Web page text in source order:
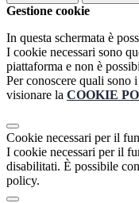
Gestione cookie
In questa schermata è
I cookie necessari sono
piattaforma e non è
Per conoscere quali sono
visionare la COOKIE
Cookie necessari per il
I cookie necessari per il
disabilitati. È possibile
policy.